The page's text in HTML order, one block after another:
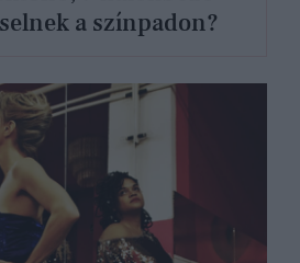
a színpadon?